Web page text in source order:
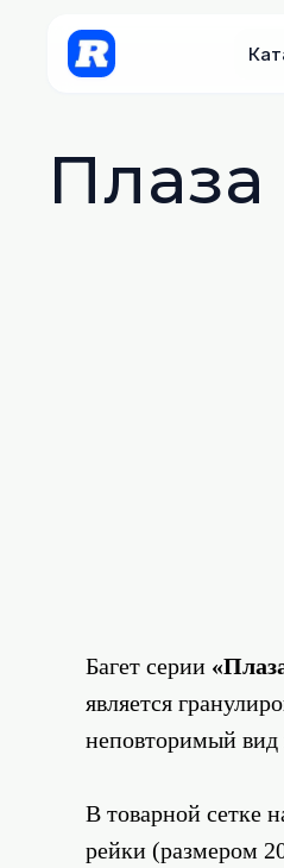
Плаза
Багет серии
является
неповторимый вид
В товарной сетке
рейки (размером